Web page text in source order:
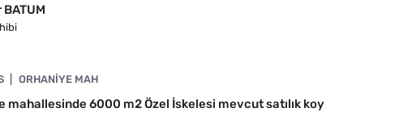
BATUM
ORHANIYE MAH
mahallesinde 6000 m2 Özel İskelesi mevcut satılık koy